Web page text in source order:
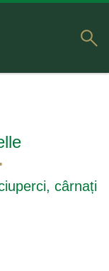
cârnați